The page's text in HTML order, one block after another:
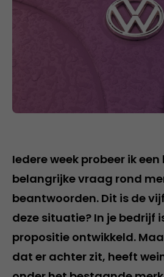
Iedere week probeer ik
belangrijke vraag rond
beantwoorden. Dit is de
deze situatie? In je bedrijf
propositie ontwikkeld.
dat er achter zit, heeft